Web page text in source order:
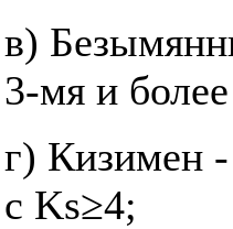
в)
3-мя и
г) Кизимен -
с Ks≥4;